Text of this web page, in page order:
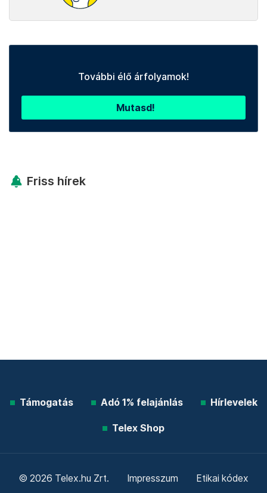
További élő árfolyamok!
Mutasd!
Friss hírek
Támogatás Adó 1% felajánlás Hírlevelek
Telex Shop
© 2026 Telex.hu Zrt. Impresszum Etikai kódex